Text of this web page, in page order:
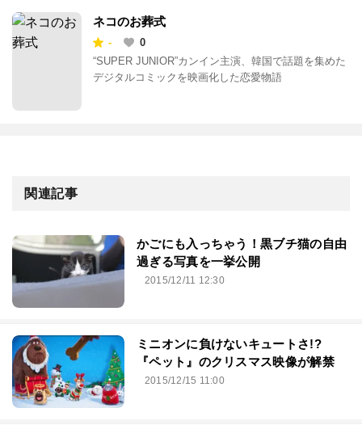
ネコのお葬式
-
0
“SUPER JUNIOR”カンイン主演、韓国で話題を集めた
デジタルコミックを映画化した恋愛物語
関連記事
かごにも入っちゃう！黒ブチ猫の自由
過ぎる写真を一挙公開
2015/12/11 12:30
ミニオンに負けないキュートさ!?
『ペット』のクリスマス映像が解禁
2015/12/15 11:00